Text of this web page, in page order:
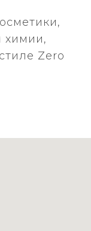
химии,
Zero